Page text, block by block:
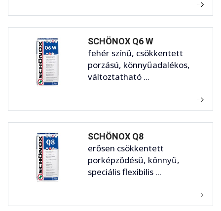
SCHÖNOX Q6 W
fehér színű, csökkentett
porzású, könnyűadalékos,
változtatható ...
SCHÖNOX Q8
erősen csökkentett
porképződésű, könnyű,
speciális flexibilis ...